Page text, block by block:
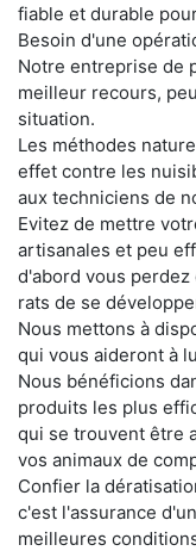
fiable et durable
Besoin d'une
Notre entreprise de
meilleur recours,
situation.
Les méthodes
effet contre les
aux techniciens de
Evitez de mettre
artisanales et peu
d'abord vous perdez
rats de se
Nous mettons à
qui vous aideront à
Nous bénéficions
produits les plus
qui se trouvent être
vos animaux de
Confier la
c'est l'assurance
meilleures